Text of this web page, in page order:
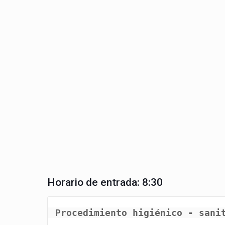
Horario de entrada: 8:30
Procedimiento higiénico -